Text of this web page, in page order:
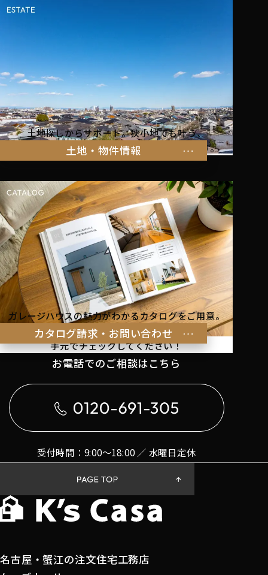
土地・物件情報
土地探しからサポート。狭小地でも叶う、
家族の暮らしにぴったりな物件をご紹介します。
カタログ請求・お問い合わせ
ガレージハウスの魅力がわかるカタログをご用意。
理想の暮らしのヒントを
手元でチェックしてください！
お電話でのご相談はこちら
受付時間：9:00〜18:00 ／ 水曜日定休
名古屋・蟹江の注文住宅工務店